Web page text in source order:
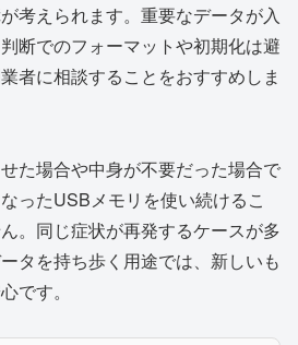
考えられます。重要なデータが入
断でのフォーマットや初期化は避
者に相談することをおすすめしま
た場合や中身が不要だった場合で
ったUSBメモリを使い続けるこ
。同じ症状が再発するケースが多
タを持ち歩く用途では、新しいも
です。